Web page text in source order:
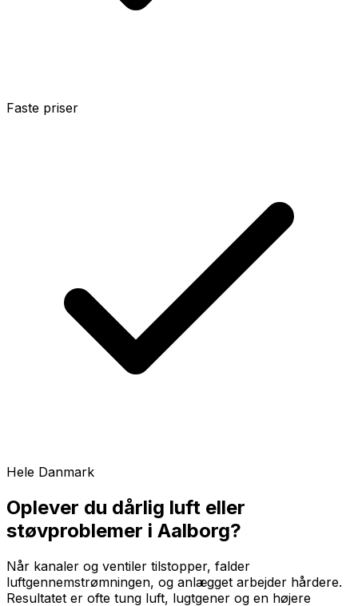
Faste priser
Hele Danmark
Oplever du dårlig luft eller
støvproblemer i Aalborg?
Når kanaler og ventiler tilstopper, falder
luftgennemstrømningen, og anlægget arbejder hårdere.
Resultatet er ofte tung luft, lugtgener og en højere